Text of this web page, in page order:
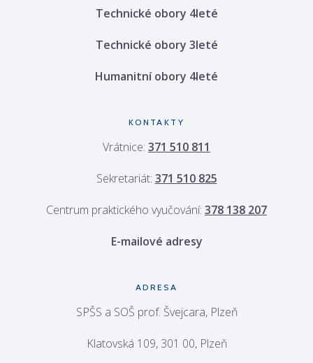
Technické obory 4leté
Technické obory 3leté
Humanitní obory 4leté
KONTAKTY
Vrátnice: 371 510 811
Sekretariát: 371 510 825
Centrum praktického vyučování: 378 138 207
E-mailové adresy
ADRESA
SPŠS a SOŠ prof. Švejcara, Plzeň
Klatovská 109, 301 00, Plzeň